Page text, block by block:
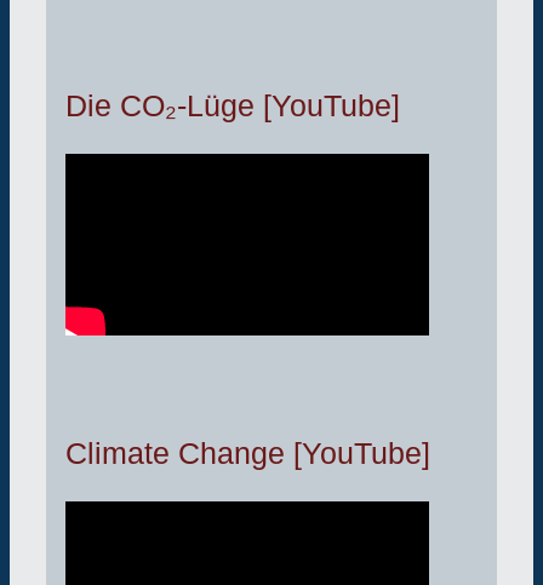
Die CO₂-Lüge [YouTube]
Climate Change [YouTube]